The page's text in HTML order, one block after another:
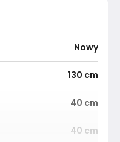
Nowy
130 cm
40 cm
40 cm